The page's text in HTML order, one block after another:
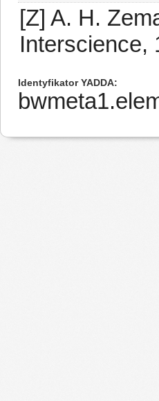
[Z] A. H.
Interscience,
Identyfikator YADDA